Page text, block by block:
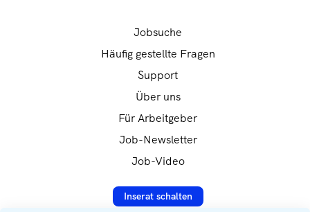
Jobsuche
Häufig gestellte Fragen
Support
Über uns
Für Arbeitgeber
Job-Newsletter
Job-Video
Inserat schalten